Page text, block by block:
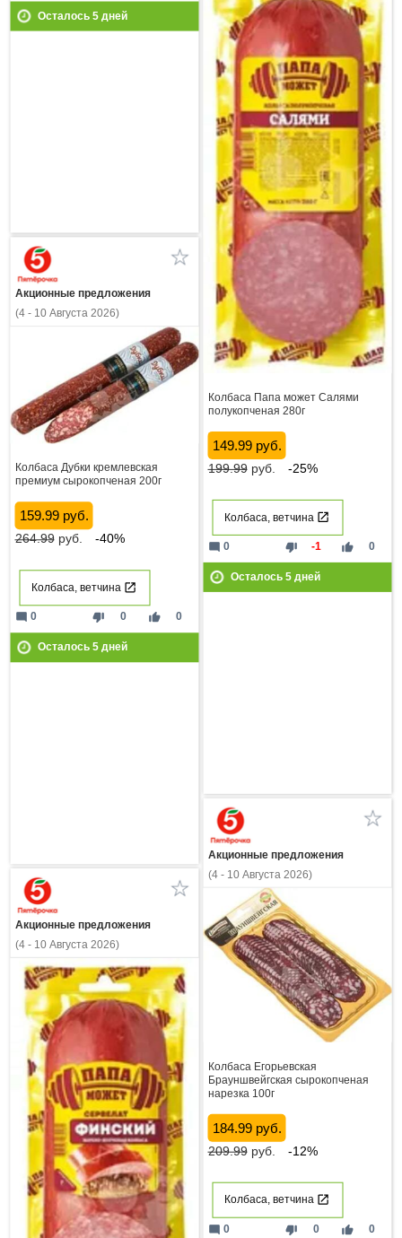
Осталось 5дней
Колбаса Папа может Салями
полукопченая 280г
149.99 руб.
199.99руб. -25%
Колбаса, ветчина
thumb_down -1 thumb_up 0
mode_comment 0
Осталось 5дней
Акционные предложения
(4 - 10 Августа 2026)
Колбаса Дубки кремлевская
премиум сырокопченая 200г
159.99 руб.
264.99руб. -40%
Колбаса, ветчина
thumb_down 0 thumb_up 0
mode_comment 0
Осталось 5дней
Акционные предложения
(4 - 10 Августа 2026)
Колбаса Егорьевская
Брауншвейгская сырокопченая
нарезка 100г
184.99 руб.
209.99руб. -12%
Колбаса, ветчина
thumb_down 0 thumb_up 0
mode_comment 0
Акционные предложения
(4 - 10 Августа 2026)